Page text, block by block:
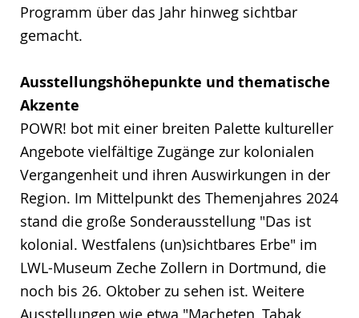
Programm über das Jahr hinweg sichtbar
gemacht.
Ausstellungshöhepunkte und thematische
Akzente
POWR! bot mit einer breiten Palette kultureller
Angebote vielfältige Zugänge zur kolonialen
Vergangenheit und ihren Auswirkungen in der
Region. Im Mittelpunkt des Themenjahres 2024
stand die große Sonderausstellung "Das ist
kolonial. Westfalens (un)sichtbares Erbe" im
LWL-Museum Zeche Zollern in Dortmund, die
noch bis 26. Oktober zu sehen ist. Weitere